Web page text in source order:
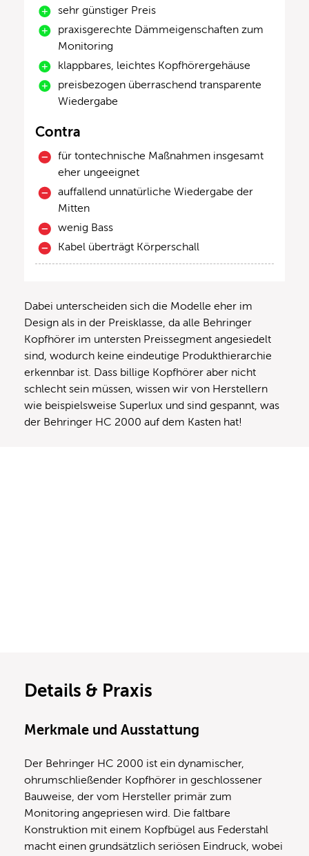
sehr günstiger Preis
praxisgerechte Dämmeigenschaften zum
Monitoring
klappbares, leichtes Kopfhörergehäuse
preisbezogen überraschend transparente
Wiedergabe
Contra
für tontechnische Maßnahmen insgesamt
eher ungeeignet
auffallend unnatürliche Wiedergabe der
Mitten
wenig Bass
Kabel überträgt Körperschall
Dabei unterscheiden sich die Modelle eher im
Design als in der Preisklasse, da alle Behringer
Kopfhörer im untersten Preissegment angesiedelt
sind, wodurch keine eindeutige Produkthierarchie
erkennbar ist. Dass billige Kopfhörer aber nicht
schlecht sein müssen, wissen wir von Herstellern
wie beispielsweise Superlux und sind gespannt, was
der Behringer HC 2000 auf dem Kasten hat!
Details & Praxis
Merkmale und Ausstattung
Der Behringer HC 2000 ist ein dynamischer,
ohrumschließender Kopfhörer in geschlossener
Bauweise, der vom Hersteller primär zum
Monitoring angepriesen wird. Die faltbare
Konstruktion mit einem Kopfbügel aus Federstahl
macht einen grundsätzlich seriösen Eindruck, wobei